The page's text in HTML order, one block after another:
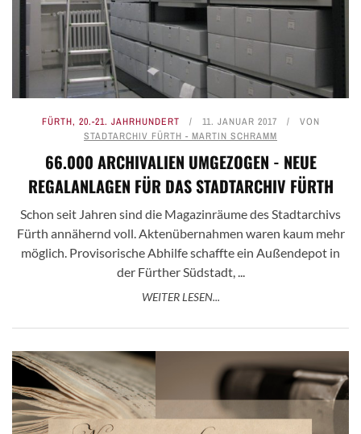
FÜRTH, 20.-21. JAHRHUNDERT 11. JANUAR 2017
VON
STADTARCHIV FÜRTH - MARTIN SCHRAMM
66.000 ARCHIVALIEN UMGEZOGEN - NEUE
REGALANLAGEN FÜR DAS STADTARCHIV FÜRTH
Schon seit Jahren sind die Magazinräume des Stadtarchivs
Fürth annähernd voll. Aktenübernahmen waren kaum mehr
möglich. Provisorische Abhilfe schaffte ein Außendepot in
der Fürther Südstadt, ...
WEITER LESEN...